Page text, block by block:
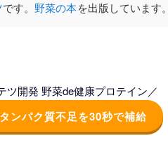
です。 野菜の本を出版しています。
ツ開発 野菜de健康プロテイン／
ンパク質不足を30秒で補給